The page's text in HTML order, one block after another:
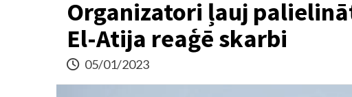
Organizatori ļauj
El-Atija reaģē skarbi
05/01/2023